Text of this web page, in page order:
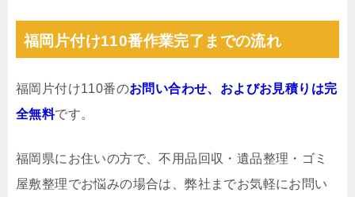
福岡片付け110番作業完了までの流れ
福岡片付け110番のお問い合わせ、およびお見積りは完
全無料です。
福岡県にお住いの方で、不用品回収・遺品整理・ゴミ
屋敷整理でお悩みの場合は、弊社までお気軽にお問い